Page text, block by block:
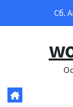
Сб.